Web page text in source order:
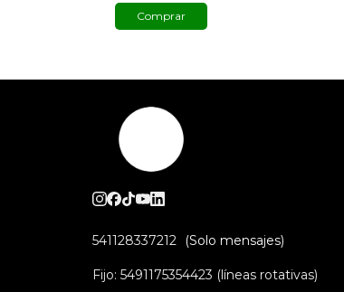
Comprar
541128337212
Fijo: 5491175354423 (líneas rotativas)